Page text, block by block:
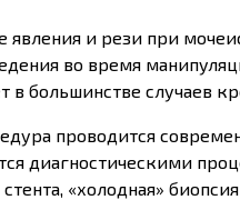
и рези при
во время
в большинстве случаев
проводится
диагностическими
«холодная»